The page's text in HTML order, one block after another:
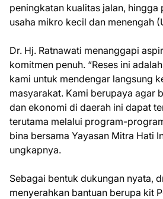
peningkatan kualitas jalan, hingga
usaha mikro kecil dan menengah
Dr. Hj. Ratnawati menanggapi
komitmen penuh. “Reses ini
kami untuk mendengar langsung
masyarakat. Kami berupaya agar
dan ekonomi di daerah ini dapat
terutama melalui program-
bina bersama Yayasan Mitra Hati
ungkapnya.
Sebagai bentuk dukungan nyata,
menyerahkan bantuan berupa kit